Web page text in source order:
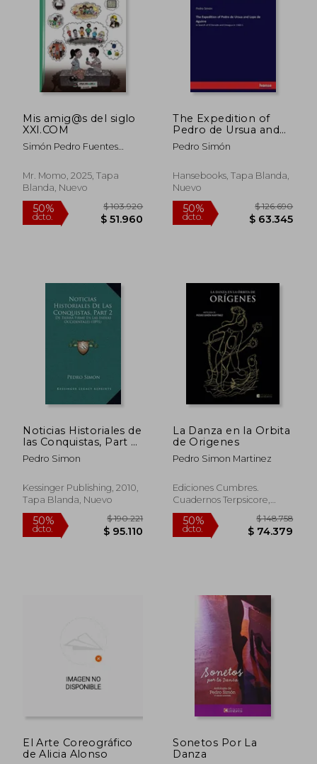
50%
dcto.
50%
dcto.
Mis amig@s del siglo
XXI.COM
Simón Pedro Fuentes
Mr. Momo, 2025, Tapa
Blanda, Nuevo
The Expedition of
Pedro de Ursua and
Lope de Aguirre: in
Search of El Dorado
(en Inglés)
Pedro Simón
Hansebooks, Tapa Blanda,
Nuevo
Noticias Historiales de
las Conquistas, Part 2:
De Tierra Firme en las
Indias Occidentales
Pedro Simon
Kessinger Publishing, 2010,
Tapa Blanda, Nuevo
La Danza en la Orbita
de Origenes
Pedro Simon Martinez
Ediciones Cumbres.
Cuadernos Terpsicore,
Tapa Blanda, Nuevo
El Arte Coreográfico
de Alicia Alonso
Sonetos Por La
Danza